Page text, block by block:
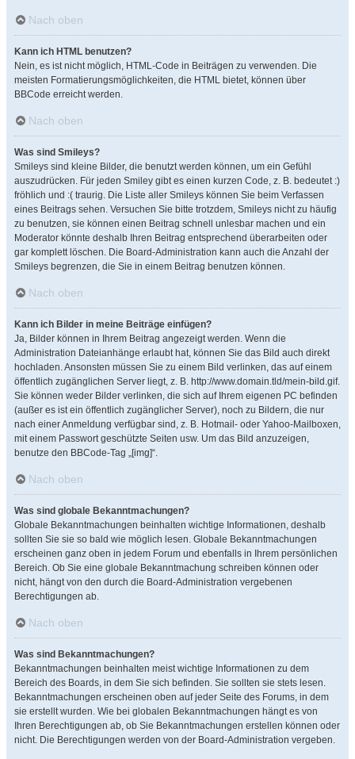
Nach oben
Kann ich HTML benutzen?
Nein, es ist nicht möglich, HTML-Code in Beiträgen zu verwenden. Die
meisten Formatierungsmöglichkeiten, die HTML bietet, können über
BBCode erreicht werden.
Nach oben
Was sind Smileys?
Smileys sind kleine Bilder, die benutzt werden können, um ein Gefühl
auszudrücken. Für jeden Smiley gibt es einen kurzen Code, z. B. bedeutet :)
fröhlich und :( traurig. Die Liste aller Smileys können Sie beim Verfassen
eines Beitrags sehen. Versuchen Sie bitte trotzdem, Smileys nicht zu häufig
zu benutzen, sie können einen Beitrag schnell unlesbar machen und ein
Moderator könnte deshalb Ihren Beitrag entsprechend überarbeiten oder
gar komplett löschen. Die Board-Administration kann auch die Anzahl der
Smileys begrenzen, die Sie in einem Beitrag benutzen können.
Nach oben
Kann ich Bilder in meine Beiträge einfügen?
Ja, Bilder können in Ihrem Beitrag angezeigt werden. Wenn die
Administration Dateianhänge erlaubt hat, können Sie das Bild auch direkt
hochladen. Ansonsten müssen Sie zu einem Bild verlinken, das auf einem
öffentlich zugänglichen Server liegt, z. B. http://www.domain.tld/mein-bild.gif.
Sie können weder Bilder verlinken, die sich auf Ihrem eigenen PC befinden
(außer es ist ein öffentlich zugänglicher Server), noch zu Bildern, die nur
nach einer Anmeldung verfügbar sind, z. B. Hotmail- oder Yahoo-Mailboxen,
mit einem Passwort geschützte Seiten usw. Um das Bild anzuzeigen,
benutze den BBCode-Tag „[img]“.
Nach oben
Was sind globale Bekanntmachungen?
Globale Bekanntmachungen beinhalten wichtige Informationen, deshalb
sollten Sie sie so bald wie möglich lesen. Globale Bekanntmachungen
erscheinen ganz oben in jedem Forum und ebenfalls in Ihrem persönlichen
Bereich. Ob Sie eine globale Bekanntmachung schreiben können oder
nicht, hängt von den durch die Board-Administration vergebenen
Berechtigungen ab.
Nach oben
Was sind Bekanntmachungen?
Bekanntmachungen beinhalten meist wichtige Informationen zu dem
Bereich des Boards, in dem Sie sich befinden. Sie sollten sie stets lesen.
Bekanntmachungen erscheinen oben auf jeder Seite des Forums, in dem
sie erstellt wurden. Wie bei globalen Bekanntmachungen hängt es von
Ihren Berechtigungen ab, ob Sie Bekanntmachungen erstellen können oder
nicht. Die Berechtigungen werden von der Board-Administration vergeben.